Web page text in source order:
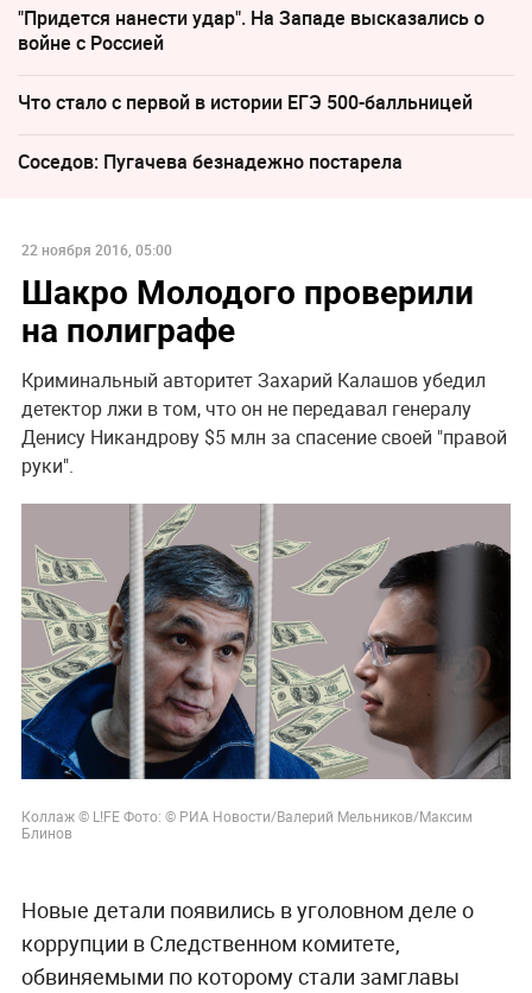
"Придется нанести удар". На Западе высказались о
войне с Россией
Что стало с первой в истории ЕГЭ 500-балльницей
Соседов: Пугачева безнадежно постарела
22 ноября 2016, 05:00
Шакро Молодого проверили
на полиграфе
Криминальный авторитет Захарий Калашов убедил
детектор лжи в том, что он не передавал генералу
Денису Никандрову $5 млн за спасение своей "правой
руки".
Коллаж © L!FE Фото: © РИА Новости/Валерий Мельников/Максим
Блинов
Новые детали появились в уголовном деле о
коррупции в Следственном комитете,
обвиняемыми по которому стали замглавы